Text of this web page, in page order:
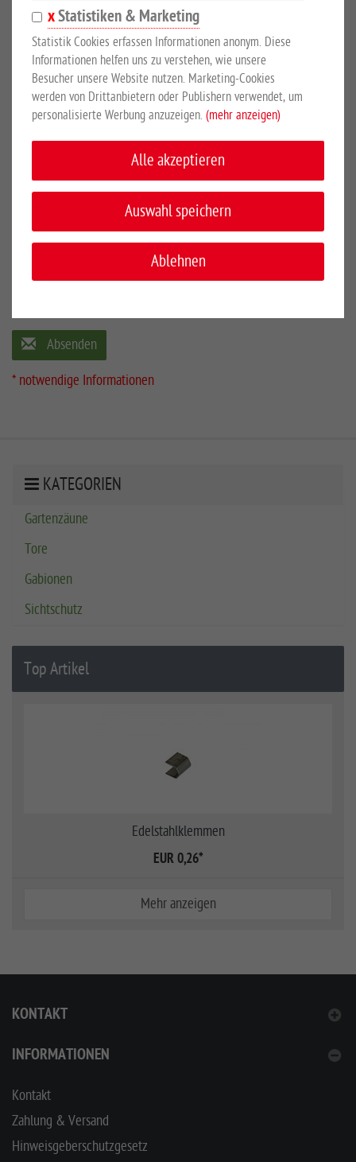
Bild hochladen:
Sicherheitscode*
Ich willige ein, dass meine Angaben zur Kontaktaufnahme
und Zuordnung für eventuelle Rückfragen dauerhaft
gespeichert werden.
Absenden
* notwendige Informationen
KATEGORIEN
Gartenzäune
Tore
Gabionen
Sichtschutz
Top Artikel
Edelstahlklemmen
EUR 0,26*
Mehr anzeigen
KONTAKT
INFORMATIONEN
Kontakt
Zahlung & Versand
Hinweisgeberschutzgesetz
Statistiken & Marketing
Statistik Cookies erfassen Informationen anonym. Diese
Informationen helfen uns zu verstehen, wie unsere
Besucher unsere Website nutzen. Marketing-Cookies
werden von Drittanbietern oder Publishern verwendet, um
personalisierte Werbung anzuzeigen. (mehr anzeigen)
Alle akzeptieren
Auswahl speichern
Ablehnen